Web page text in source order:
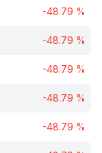
-48.79 %
-48.79 %
-48.79 %
-48.79 %
-48.79 %